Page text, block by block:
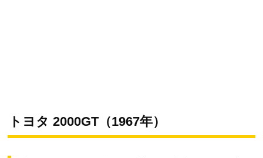
トヨタ 2000GT（1967年）